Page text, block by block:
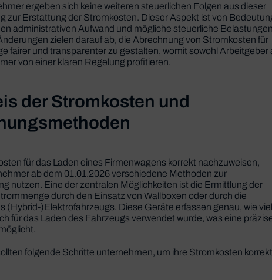
ergeben sich keine weiteren steuerlichen Folgen aus dieser
zur Erstattung der Stromkosten. Dieser Aspekt ist von
administrativen Aufwand und mögliche steuerliche Belastungen
zielen darauf ab, die Abrechnung von Stromkosten für
fairer und transparenter zu gestalten, womit sowohl Arbeitgeber
von einer klaren Regelung profitieren.
der Stromkosten und
für das Laden eines Firmenwagens korrekt nachzuweisen,
ab dem 01.01.2026 verschiedene Methoden zur
nutzen. Eine der zentralen Möglichkeiten ist die Ermittlung der
durch den Einsatz von Wallboxen oder durch die
(Hybrid-)Elektrofahrzeugs. Diese Geräte erfassen genau, wie viel
für das Laden des Fahrzeugs verwendet wurde, was eine
folgende Schritte unternehmen, um ihre Stromkosten korrekt